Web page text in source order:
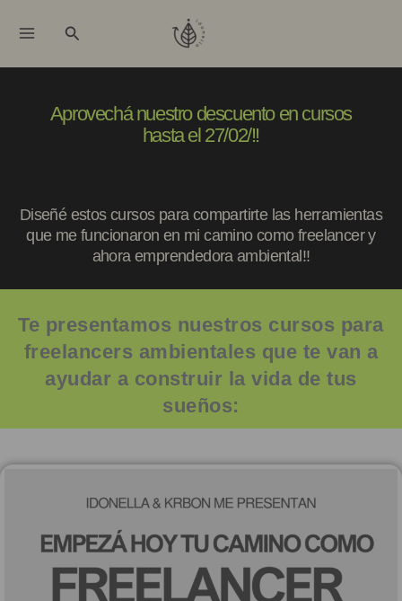
contenido
Buscar
Aprovechá nuestro descuento en cursos
hasta el 27/02/!!
Diseñé estos cursos para compartirte las herramientas
que me funcionaron en mi camino como freelancer y
ahora emprendedora ambiental!!
Te presentamos nuestros cursos para
freelancers ambientales que te van a
ayudar a construir la vida de tus
sueños: